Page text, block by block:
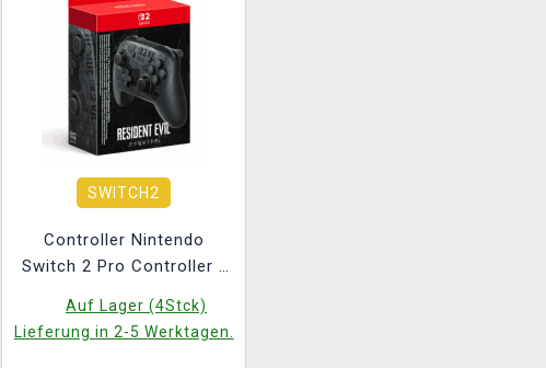
SWITCH2
Controller Nintendo
Switch 2 Pro Controller -
Edition
Auf Lager (4Stck)
Lieferung in 2-5 Werktagen.